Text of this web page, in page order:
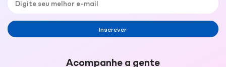
Inscrever
Acompanhe a gente